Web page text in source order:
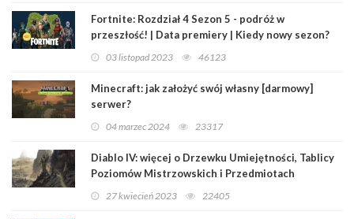
Fortnite: Rozdział 4 Sezon 5 - podróż w
przeszłość! | Data premiery | Kiedy nowy sezon?
03 listopad 2023 46123
Minecraft: jak założyć swój własny [darmowy]
serwer?
04 marzec 2024 23317
Diablo IV: więcej o Drzewku Umiejętności, Tablicy
Poziomów Mistrzowskich i Przedmiotach
27 kwiecień 2023 22405